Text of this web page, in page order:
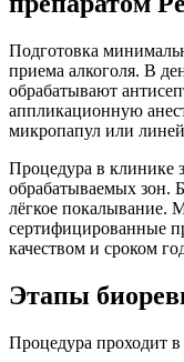
Подготовка
приема алкоголя. В
обрабатывают
аппликационную
микропапул или
Процедура в клинике
обрабатываемых зон.
лёгкое покалывание.
сертифицированные
качеством и сроком
Этапы
Процедура проходит в